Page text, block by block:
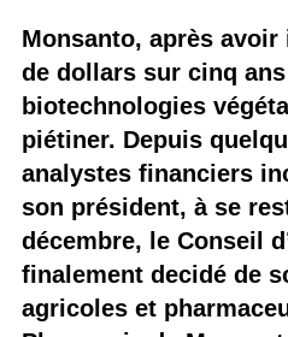
Monsanto, après
de dollars sur cinq
biotechnologies
piétiner. Depuis
analystes financiers
son président, à se
décembre, le Conseil
finalement decidé de
agricoles et